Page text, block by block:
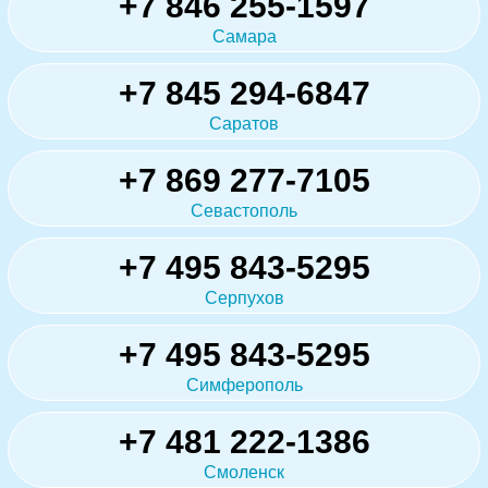
Самара
+7 845 294-6847
Саратов
+7 869 277-7105
Севастополь
+7 495 843-5295
Серпухов
+7 495 843-5295
Симферополь
+7 481 222-1386
Смоленск